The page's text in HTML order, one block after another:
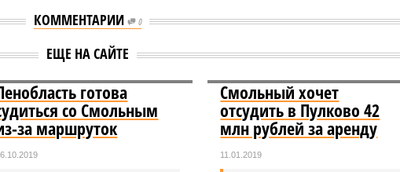
КОММЕНТАРИИ 0
ЕЩЕ НА САЙТЕ
готова
со Смольным
за маршруток
Смольный хочет
отсудить в Пулково 42
млн рублей за аренду
11.01.2019